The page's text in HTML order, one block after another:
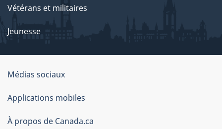
Vétérans et militaires
Jeunesse
À
propos
Médias sociaux
Applications mobiles
À propos de Canada.ca